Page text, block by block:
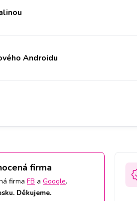
Androidu
firma
firma FB a Google.
Děkujeme.